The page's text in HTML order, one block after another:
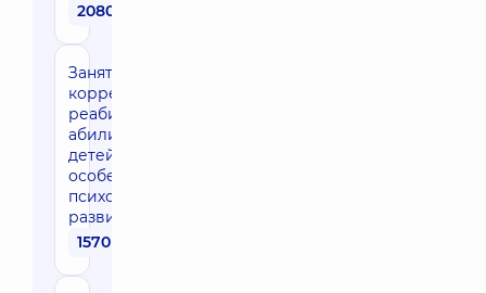
2080 грн
Занятие по
коррекции/
реабилитации/
абилитации для
детей с
особенностями
психомоторного
развития (1 час)
1570 грн